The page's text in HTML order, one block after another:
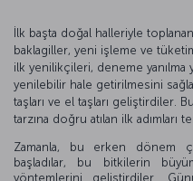
İlk başta doğal halleriyle
baklagiller, yeni işleme ve
ilk yenilikçileri, deneme yanılma
yenilebilir hale getirilmesini
taşları ve el taşları geliştirdiler.
tarzına doğru atılan ilk adımları
Zamanla, bu erken dönem
başladılar, bu bitkilerin
yöntemlerini geliştirdiler.